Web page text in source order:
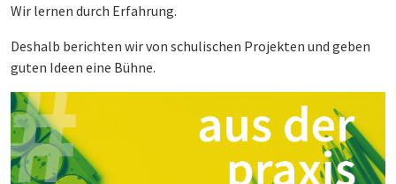
Wir lernen durch Erfahrung.
Deshalb berichten wir von schulischen Projekten und geben
guten Ideen eine Bühne.